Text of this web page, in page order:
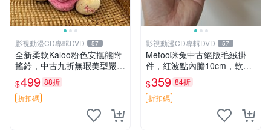
影視動漫CD專輯DVD 57
全新柔軟Kaloo粉色安撫熊附
搖鈴，中古九折無瑕美型嚴選
收藏 粉色 安撫 玩具
$499 88折
折扣碼
影視動漫CD專輯DVD 57
Metoo咪兔中古絕版毛絨掛
件，紅波點內膽10cm，軟糯
宜贈送收藏 咪熊 毛絨 掛件
$359 84折
折扣碼